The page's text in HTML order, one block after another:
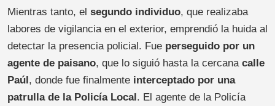
Mientras tanto, el segundo individuo, que realizaba
labores de vigilancia en el exterior, emprendió la huida al
detectar la presencia policial. Fue perseguido por un
agente de paisano, que lo siguió hasta la cercana calle
Paúl , donde fue finalmente interceptado por una
patrulla de la Policía Local . El agente de la Policía